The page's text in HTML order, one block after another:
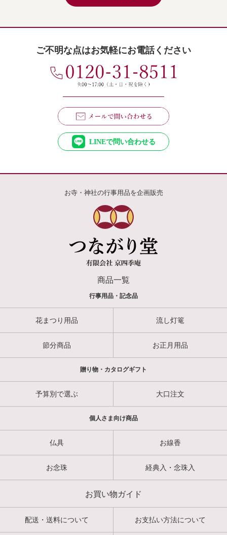
ご不明な点はお気軽にお電話ください
LINEで問い合わせる
お寺・神社の行事用品を企画販売
商品一覧
行事用品・記念品
花まつり用品 流し灯篭
節分商品 お正月用品
贈り物・カタログギフト
予算別で選ぶ 大口注文
個人さま向け商品
仏具 お線香
お念珠 経典入・念珠入
お買い物ガイド
配送・送料について お支払い方法について